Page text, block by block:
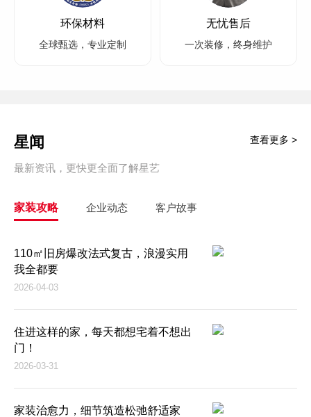
环保材料
全球甄选，专业定制
无忧售后
一次装修，终身维护
星闻
最新资讯，更快更全面了解星艺
查看更多 >
家装攻略 企业动态 客户故事
110㎡旧房爆改法式复古，浪漫实用
我全都要
2026-04-03
住进这样的家，每天都想宅着不想出
门！
2026-03-31
家装治愈力，细节筑造松弛舒适家